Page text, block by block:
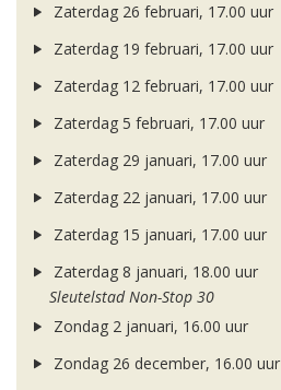
Zaterdag 26 februari, 17.00 uur
Zaterdag 19 februari, 17.00 uur
Zaterdag 12 februari, 17.00 uur
Zaterdag 5 februari, 17.00 uur
Zaterdag 29 januari, 17.00 uur
Zaterdag 22 januari, 17.00 uur
Zaterdag 15 januari, 17.00 uur
Zaterdag 8 januari, 18.00 uur
Sleutelstad Non-Stop 30
Zondag 2 januari, 16.00 uur
Zondag 26 december, 16.00 uur